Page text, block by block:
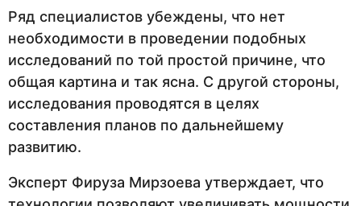
Ряд специалистов убеждены, что нет
необходимости в проведении подобных
исследований по той простой причине, что
общая картина и так ясна. С другой стороны,
исследования проводятся в целях
составления планов по дальнейшему
развитию.
Эксперт Фируза Мирзоева утверждает, что